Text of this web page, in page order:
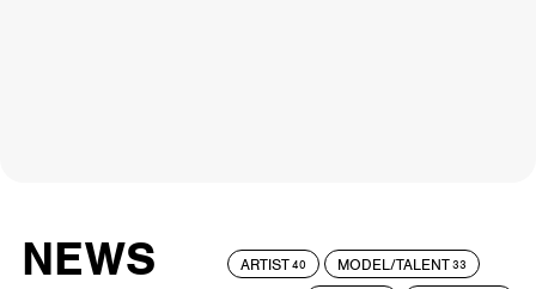
NEWS
ARTIST40 MODEL/TALENT33